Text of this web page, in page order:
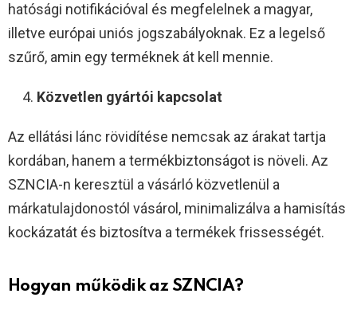
hatósági notifikációval és megfelelnek a magyar,
illetve európai uniós jogszabályoknak. Ez a legelső
szűrő, amin egy terméknek át kell mennie.
Közvetlen gyártói kapcsolat
Az ellátási lánc rövidítése nemcsak az árakat tartja
kordában, hanem a termékbiztonságot is növeli. Az
SZNCIA-n keresztül a vásárló közvetlenül a
márkatulajdonostól vásárol, minimalizálva a hamisítás
kockázatát és biztosítva a termékek frissességét.
Hogyan működik az SZNCIA?